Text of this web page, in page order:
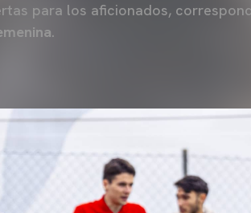
para los aficionados,
.